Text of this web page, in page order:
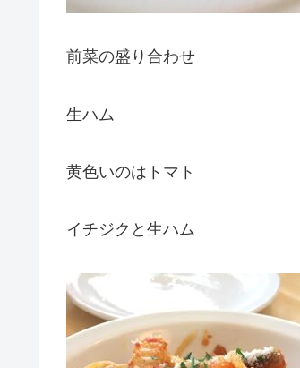
前菜の盛り合わせ
生ハム
黄色いのはトマト
イチジクと生ハム